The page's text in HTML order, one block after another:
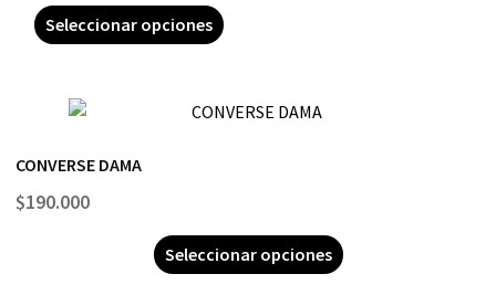
Seleccionar opciones
CONVERSE DAMA
$190.000
Seleccionar opciones